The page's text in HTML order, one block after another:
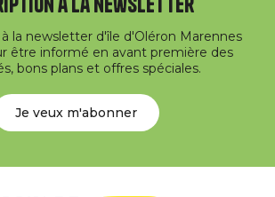
la newsletter d'île d'Oléron Marennes
être informé en avant première des
bons plans et offres spéciales.
Je veux m'abonner